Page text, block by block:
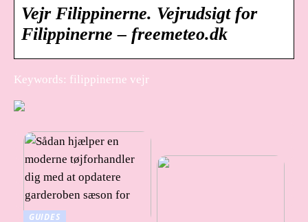
Vejr Filippinerne. Vejrudsigt for
Filippinerne – freemeteo.dk
Keywords: filippinerne vejr
GUIDES